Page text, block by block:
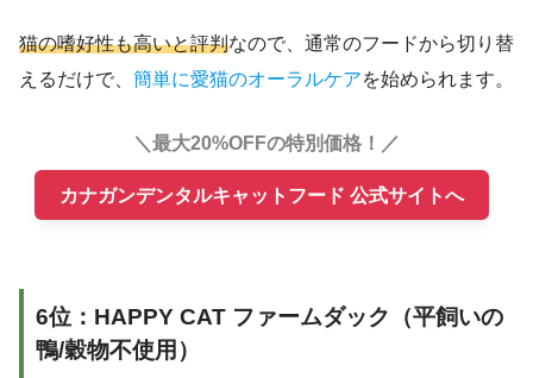
猫の嗜好性も高いと評判なので、通常のフードから切り替
えるだけで、 簡単に愛猫のオーラルケアを始められます。
＼最大20%OFFの特別価格！／
カナガンデンタルキャットフード 公式サイトへ
6位：HAPPY CAT ファームダック（平飼いの
鴨/穀物不使用）